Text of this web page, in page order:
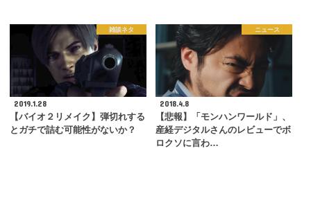
雑談ネタ
2019.1.28
【バイオ２リメイク】弾切れする
とガチで詰む可能性がないか？
ニュース
2018.4.8
【悲報】「モンハンワールド」、
産経デジタルさんのレビューでボ
ロクソに言わ…